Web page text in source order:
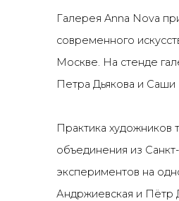
Галерея Anna Nova
современного
Москве. На стенде
Петра Дьякова и Саши
Практика художников
объединения из
экспериментов на
Андржиевская и Пётр